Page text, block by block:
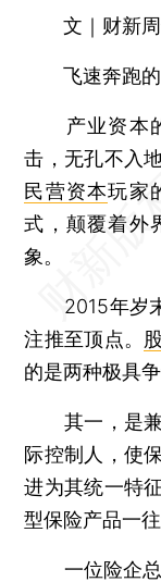
文｜财新
飞速奔跑的
产业资本的
击，无孔不入
民营资本玩家
式，颠覆着外
象。
2015年岁
注推至顶点。
的是两种极具
其一，是兼
际控制人，使
进为其统一特
型保险产品一
一位险企总